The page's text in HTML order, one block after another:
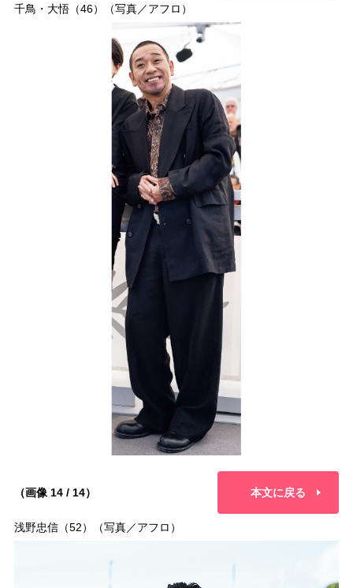
千鳥・大悟（46）（写真／アフロ）
（画像 14 / 14） 本文に戻る
浅野忠信（52）（写真／アフロ）